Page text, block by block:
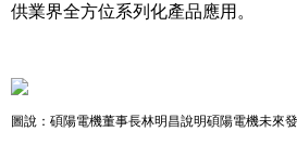
供業界全方位系列化產品應用。
圖說：碩陽電機董事長林明昌說明碩陽電機未來